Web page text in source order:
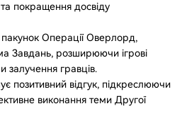
покращення досвіду
Операції Оверлорд,
Завдань, розширюючи ігрові
залучення гравців.
позитивний відгук, підкреслюючи
виконання теми Другої